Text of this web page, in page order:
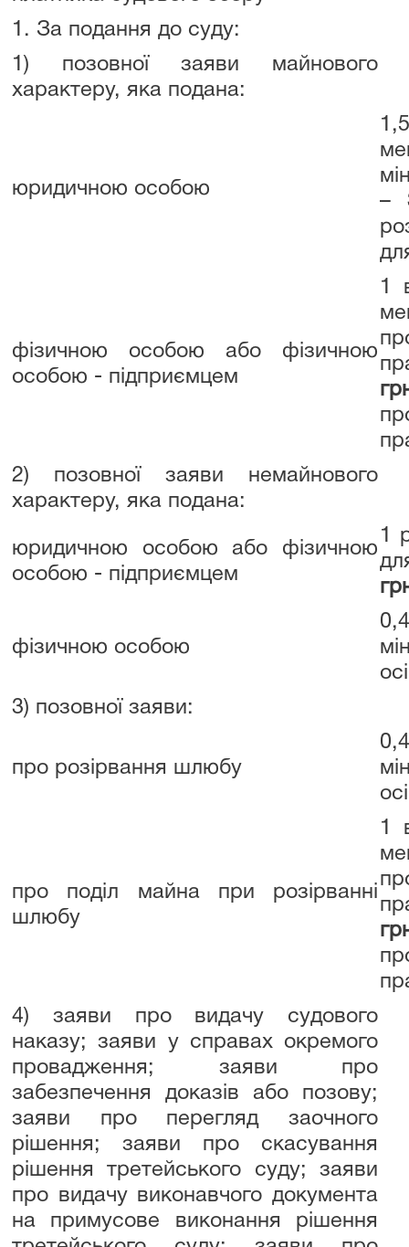
1. За подання до суду:
1) позовної заяви майнового
характеру, яка подана:
юридичною особою
–
фізичною особою або фізичною
особою - підприємцем
1
2) позовної заяви немайнового
характеру, яка подана:
юридичною особою або фізичною
особою - підприємцем
1
фізичною особою
3) позовної заяви:
про розірвання шлюбу
про поділ майна при розірванні
шлюбу
1
4) заяви про видачу судового
наказу; заяви у справах окремого
провадження; заяви про
забезпечення доказів або позову;
заяви про перегляд заочного
рішення; заяви про скасування
рішення третейського суду; заяви
про видачу виконавчого документа
на примусове виконання рішення